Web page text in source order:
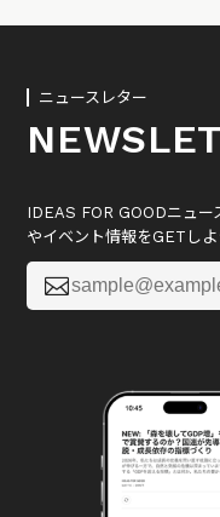
ニュースレター
IDEAS FOR GOODニュー
やイベント情報をGETしよ
